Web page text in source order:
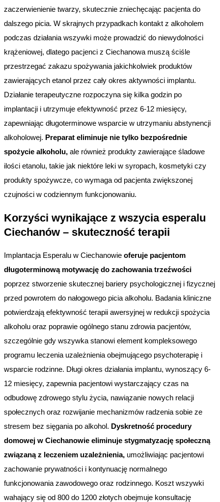
zaczerwienienie twarzy, skutecznie zniechęcając pacjenta do
dalszego picia. W skrajnych przypadkach kontakt z alkoholem
podczas działania wszywki może prowadzić do niewydolności
krążeniowej, dlatego pacjenci z Ciechanowa muszą ściśle
przestrzegać zakazu spożywania jakichkolwiek produktów
zawierających etanol przez cały okres aktywności implantu.
Działanie terapeutyczne rozpoczyna się kilka godzin po
implantacji i utrzymuje efektywność przez 6-12 miesięcy,
zapewniając długoterminowe wsparcie w utrzymaniu abstynencji
alkoholowej. Preparat eliminuje nie tylko bezpośrednie
spożycie alkoholu, ale również produkty zawierające śladowe
ilości etanolu, takie jak niektóre leki w syropach, kosmetyki czy
produkty spożywcze, co wymaga od pacjenta zwiększonej
czujności w codziennym funkcjonowaniu.
Korzyści wynikające z wszycia esperalu
Ciechanów – skuteczność terapii
Implantacja Esperalu w Ciechanowie oferuje pacjentom
długoterminową motywację do zachowania trzeźwości
poprzez stworzenie skutecznej bariery psychologicznej i fizycznej
przed powrotem do nałogowego picia alkoholu. Badania kliniczne
potwierdzają efektywność terapii awersyjnej w redukcji spożycia
alkoholu oraz poprawie ogólnego stanu zdrowia pacjentów,
szczególnie gdy wszywka stanowi element kompleksowego
programu leczenia uzależnienia obejmującego psychoterapię i
wsparcie rodzinne. Długi okres działania implantu, wynoszący 6-
12 miesięcy, zapewnia pacjentowi wystarczający czas na
odbudowę zdrowego stylu życia, nawiązanie nowych relacji
społecznych oraz rozwijanie mechanizmów radzenia sobie ze
stresem bez sięgania po alkohol. Dyskretność procedury
domowej w Ciechanowie eliminuje stygmatyzację społeczną
związaną z leczeniem uzależnienia, umożliwiając pacjentowi
zachowanie prywatności i kontynuację normalnego
funkcjonowania zawodowego oraz rodzinnego. Koszt wszywki
wahający się od 800 do 1200 złotych obejmuje konsultację